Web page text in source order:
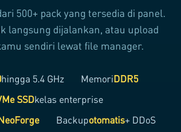
500+ pack yang tersedia di panel.
langsung dijalankan, atau upload
sendiri lewat file manager.
hingga 5.4 GHz MemoriDDR5
SSDkelas enterprise
Backupotomatis+ DDoS